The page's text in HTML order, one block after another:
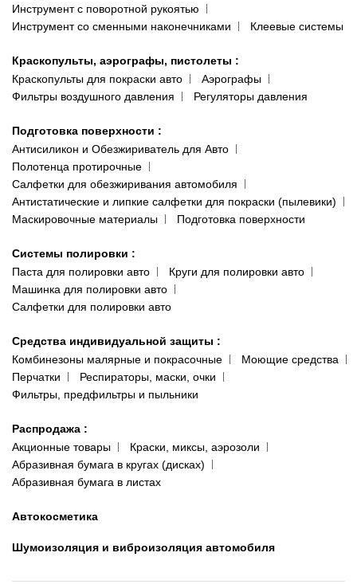
Инструмент с поворотной рукоятью
Инструмент со сменными наконечниками
Клеевые системы
Краскопульты, аэрографы, пистолеты :
Краскопульты для покраски авто
Аэрографы
Фильтры воздушного давления
Регуляторы давления
Подготовка поверхности :
Антисиликон и Обезжириватель для Авто
Полотенца протирочные
Салфетки для обезжиривания автомобиля
Антистатические и липкие салфетки для покраски (пылевики)
Маскировочные материалы
Подготовка поверхности
Системы полировки :
Паста для полировки авто
Круги для полировки авто
Машинка для полировки авто
Салфетки для полировки авто
Средства индивидуальной защиты :
Комбинезоны малярные и покрасочные
Моющие средства
Перчатки
Респираторы, маски, очки
Фильтры, предфильтры и пыльники
Распродажа :
Акционные товары
Краски, миксы, аэрозоли
Абразивная бумага в кругах (дисках)
Абразивная бумага в листах
Автокосметика
Шумоизоляция и виброизоляция автомобиля